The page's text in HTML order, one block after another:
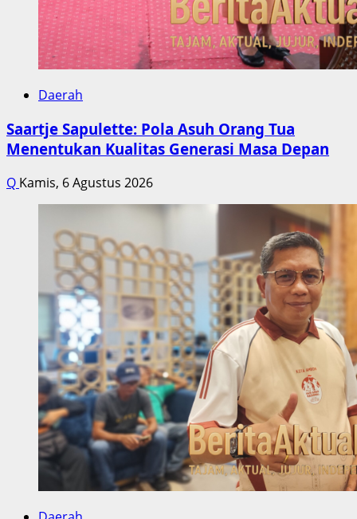
Daerah
Saartje Sapulette: Pola Asuh Orang Tua
Menentukan Kualitas Generasi Masa Depan
Q Kamis, 6 Agustus 2026